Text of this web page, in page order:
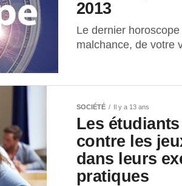
2013
Le dernier
malchance, de votre
SOCIÉTÉ Il y a 13 ans
Les
contre les
dans leurs
pratiques